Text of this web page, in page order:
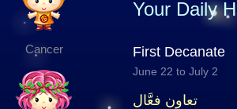
Cancer
Your Daily
First Decanate
June 22 to July 2
تعاون فعَّال